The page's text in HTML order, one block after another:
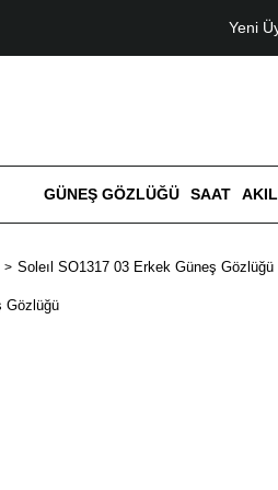
Yeni
GÜNEŞ GÖZLÜĞÜ SAAT
Soleıl SO1317 03 Erkek Güneş Gözlüğü